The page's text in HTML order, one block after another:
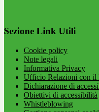
Sezione Link Utili
Cookie policy
Note legali
Informativa Privacy
Ufficio Relazioni con il
Dichiarazione di
Obiettivi di accessibilità
Whistleblowing